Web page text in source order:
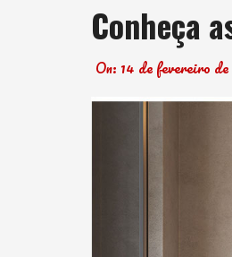
Conheça
On: 14 de fevereiro